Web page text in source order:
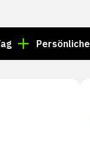
Persönliche